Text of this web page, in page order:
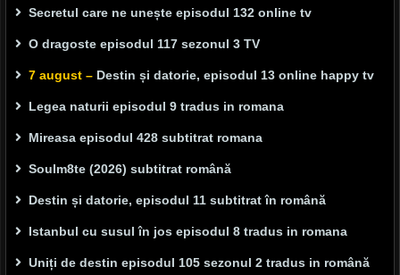
Secretul care ne unește episodul 132 online tv
O dragoste episodul 117 sezonul 3 TV
7 august – Destin și datorie, episodul 13 online happy tv
Legea naturii episodul 9 tradus in romana
Mireasa episodul 428 subtitrat romana
Soulm8te (2026) subtitrat română
Destin și datorie, episodul 11 subtitrat în română
Istanbul cu susul în jos episodul 8 tradus in romana
Uniți de destin episodul 105 sezonul 2 tradus in română